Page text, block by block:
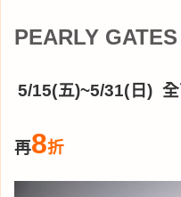
PEARLY GATES
5/15(五)~5/31(日)
再8折